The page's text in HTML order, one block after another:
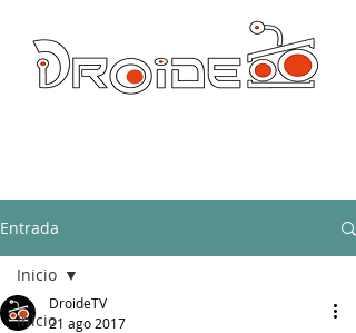
Entrada
Inicio
Inicio
DroideTV
21 ago 2017